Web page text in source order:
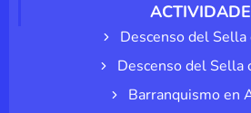
Descenso del Sella
Descenso del Sella
Barranquismo en